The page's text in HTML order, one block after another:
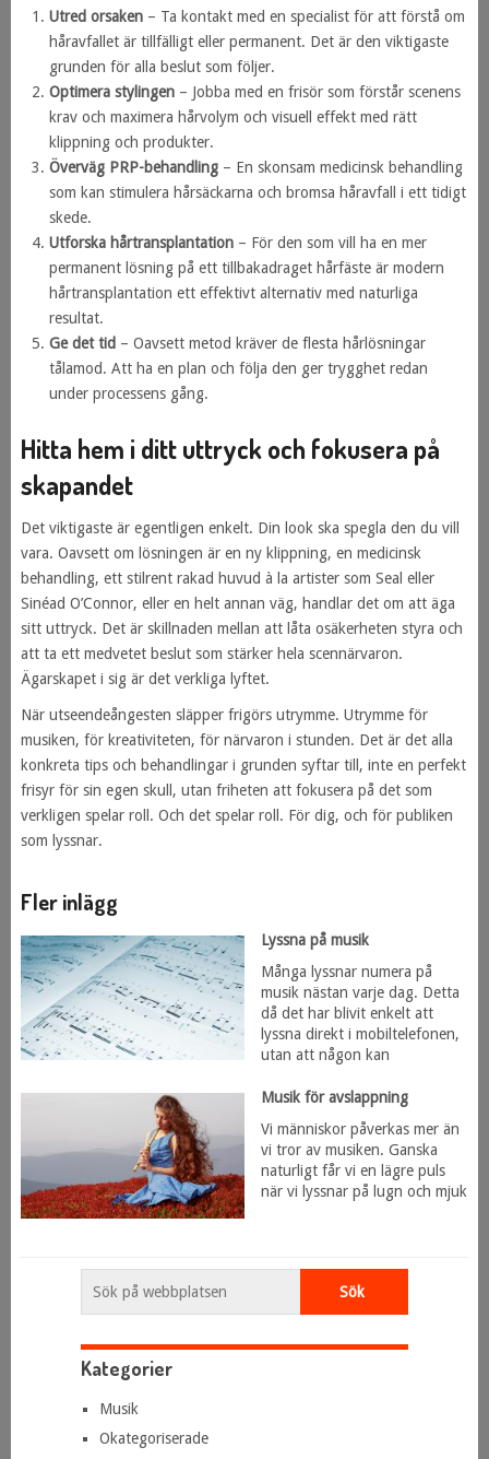
Utred orsaken – Ta kontakt med en specialist för att förstå om
håravfallet är tillfälligt eller permanent. Det är den viktigaste
grunden för alla beslut som följer.
Optimera stylingen – Jobba med en frisör som förstår scenens
krav och maximera hårvolym och visuell effekt med rätt
klippning och produkter.
Överväg PRP-behandling – En skonsam medicinsk behandling
som kan stimulera hårsäckarna och bromsa håravfall i ett tidigt
skede.
Utforska hårtransplantation – För den som vill ha en mer
permanent lösning på ett tillbakadraget hårfäste är modern
hårtransplantation ett effektivt alternativ med naturliga
resultat.
Ge det tid – Oavsett metod kräver de flesta hårlösningar
tålamod. Att ha en plan och följa den ger trygghet redan
under processens gång.
Hitta hem i ditt uttryck och fokusera på
skapandet
Det viktigaste är egentligen enkelt. Din look ska spegla den du vill
vara. Oavsett om lösningen är en ny klippning, en medicinsk
behandling, ett stilrent rakad huvud à la artister som Seal eller
Sinéad O’Connor, eller en helt annan väg, handlar det om att äga
sitt uttryck. Det är skillnaden mellan att låta osäkerheten styra och
att ta ett medvetet beslut som stärker hela scennärvaron.
Ägarskapet i sig är det verkliga lyftet.
När utseendeångesten släpper frigörs utrymme. Utrymme för
musiken, för kreativiteten, för närvaron i stunden. Det är det alla
konkreta tips och behandlingar i grunden syftar till, inte en perfekt
frisyr för sin egen skull, utan friheten att fokusera på det som
verkligen spelar roll. Och det spelar roll. För dig, och för publiken
som lyssnar.
Fler inlägg
Lyssna på musik
Många lyssnar numera på
musik nästan varje dag. Detta
då det har blivit enkelt att
lyssna direkt i mobiltelefonen,
utan att någon kan
Musik för avslappning
Vi människor påverkas mer än
vi tror av musiken. Ganska
naturligt får vi en lägre puls
när vi lyssnar på lugn och mjuk
Kategorier
Musik
Okategoriserade